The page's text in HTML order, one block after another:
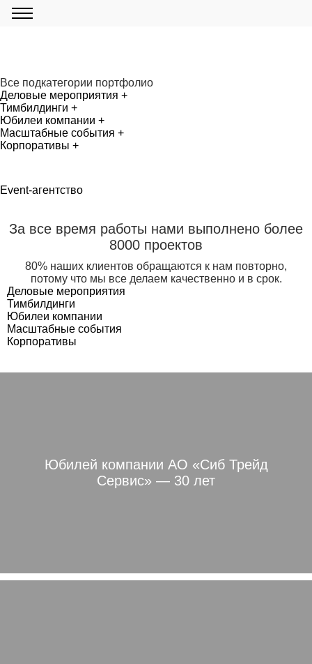
Все подкатегории портфолио
Деловые мероприятия +
Тимбилдинги +
Юбилеи компании +
Масштабные события +
Корпоративы +
Event-агентство
За все время работы нами выполнено более
8000 проектов
80% наших клиентов обращаются к нам повторно,
потому что мы все делаем качественно и в срок.
Деловые мероприятия
Тимбилдинги
Юбилеи компании
Масштабные события
Корпоративы
Юбилей компании АО «Сиб Трейд
Сервис» — 30 лет